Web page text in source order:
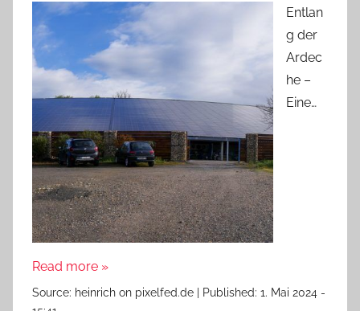
Entlan
g der
Ardec
he –
Eine…
Read more »
Source: heinrich on pixelfed.de Published: 1. Mai 2024 -